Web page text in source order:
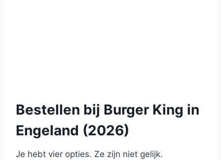
Bestellen bij Burger King in
Engeland (2026)
Je hebt vier opties. Ze zijn niet gelijk.